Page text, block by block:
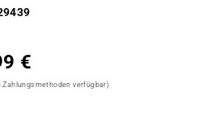
€
Zahlungsmethoden verfügbar)